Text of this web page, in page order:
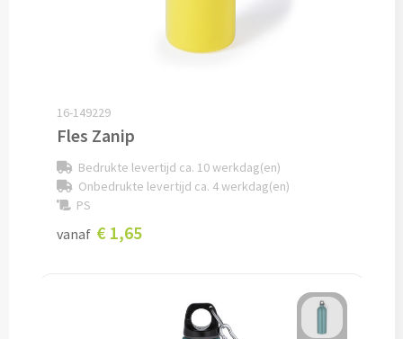
Kinderschrijfwaren bedrukken
Stoepkrijt bedrukken
Waskrijtjes bedrukken
Notitieboekjes bedrukken
16-149229
Fles Zanip
Bedrukte levertijd ca. 10 werkdag(en)
Onbedrukte levertijd ca. 4 werkdag(en)
PS
vanaf € 1,65